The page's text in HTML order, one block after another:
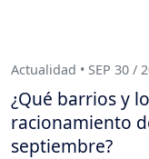
Actualidad • SEP 30 /
¿Qué barrios y
racionamiento
septiembre?